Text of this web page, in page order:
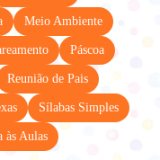
Meio Ambiente
Páscoa
Reunião de Pais
Sílabas Simples
às Aulas